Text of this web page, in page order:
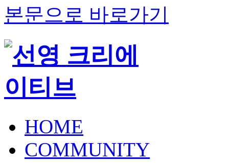
본문으로 바로가기
HOME
COMMUNITY